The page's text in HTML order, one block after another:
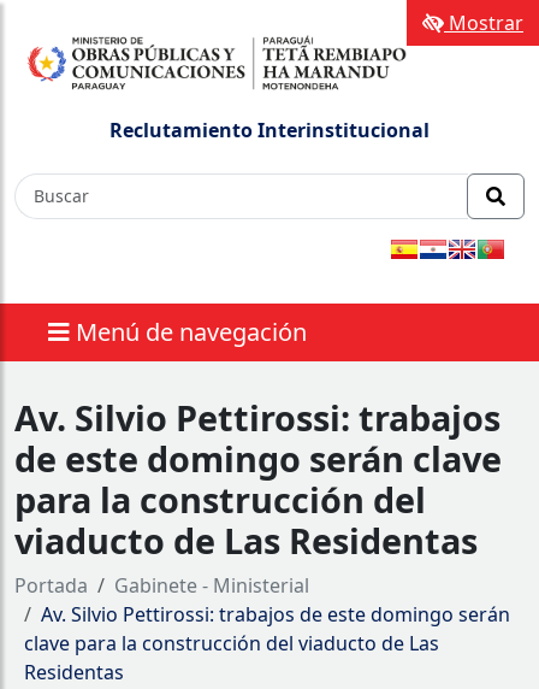
Reclutamiento Interinstitucional
Menú de navegación
Mostrar
Av. Silvio Pettirossi: trabajos
de este domingo serán clave
para la construcción del
viaducto de Las Residentas
Portada
Gabinete - Ministerial
Av. Silvio Pettirossi: trabajos de este domingo serán
clave para la construcción del viaducto de Las
Residentas